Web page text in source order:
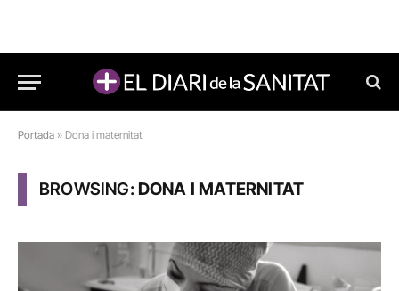
Portada » Dona i maternitat
BROWSING:DONA I MATERNITAT